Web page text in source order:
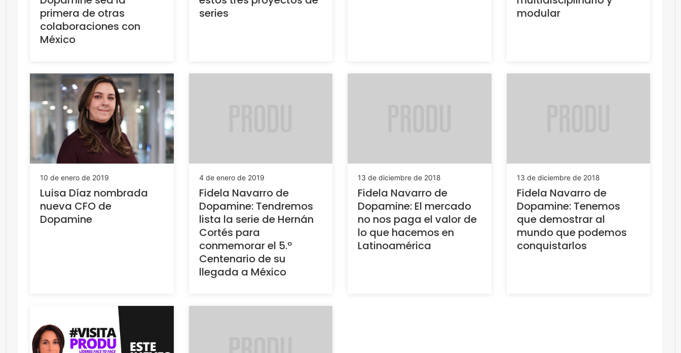
primera de otras
colaboraciones con
México
series
modular
10 de enero de 2019
Luisa Díaz nombrada
nueva CFO de
Dopamine
4 de enero de 2019
Fidela Navarro de
Dopamine: Tendremos
lista la serie de Hernán
Cortés para
conmemorar el 5.º
Centenario de su
llegada a México
13 de diciembre de 2018
Fidela Navarro de
Dopamine: El mercado
no nos paga el valor de
lo que hacemos en
Latinoamérica
13 de diciembre de 2018
Fidela Navarro de
Dopamine: Tenemos
que demostrar al
mundo que podemos
conquistarlos